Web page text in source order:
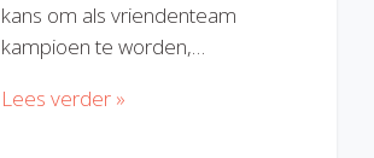
kans om als vriendenteam
kampioen te worden,…
Lees verder »